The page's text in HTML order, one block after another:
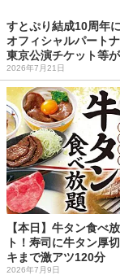
すとぷり結成10周年
オフィシャルパートナ
東京公演チケット等
2026年7月21日
【本日】牛タン食べ
ト！寿司に牛タン厚
キまで激アツ120分
2026年7月9日